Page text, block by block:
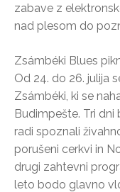
zabave z
nad plesom do
Zsámbéki Blues
Od 24. do 26. julija
Zsámbéki, ki se
Budimpešte. Tri dni
radi spoznali
porušeni cerkvi in
drugi zahtevni
leto bodo glavno